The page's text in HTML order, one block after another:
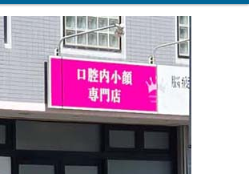
修理
旧&パソコン修理
旧・復元
ル修理
高速化
パソコン
アップグレード
初期セットアップ
販売